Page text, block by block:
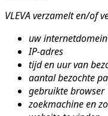
VLEVA verzamelt en/of
uw internetdomein
IP-adres
tijd en uur van
aantal bezochte
gebruikte browser
zoekmachine en